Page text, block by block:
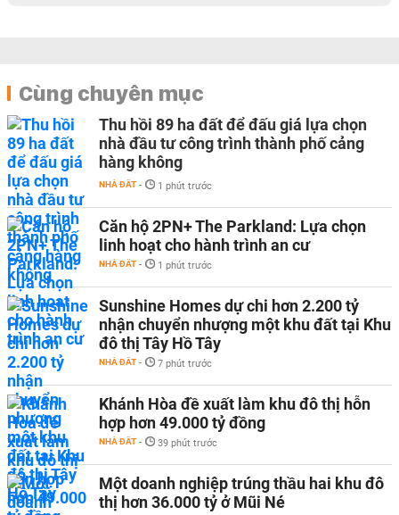
Cùng chuyên mục
Thu hồi 89 ha đất để đấu giá lựa chọn
nhà đầu tư công trình thành phố cảng
hàng không
NHÀ ĐẤT - 1 phút trước
Căn hộ 2PN+ The Parkland: Lựa chọn
linh hoạt cho hành trình an cư
NHÀ ĐẤT - 1 phút trước
Sunshine Homes dự chi hơn 2.200 tỷ
nhận chuyển nhượng một khu đất tại Khu
đô thị Tây Hồ Tây
NHÀ ĐẤT - 7 phút trước
Khánh Hòa đề xuất làm khu đô thị hỗn
hợp hơn 49.000 tỷ đồng
NHÀ ĐẤT - 39 phút trước
Một doanh nghiệp trúng thầu hai khu đô
thị hơn 36.000 tỷ ở Mũi Né